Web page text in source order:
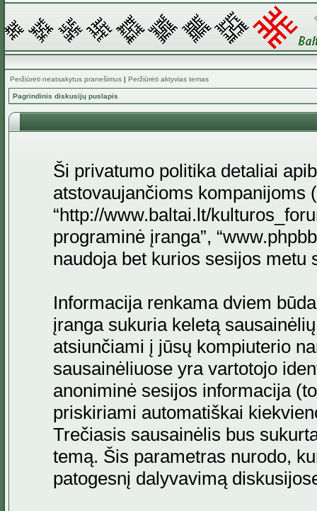
Peržiūrėti neatsakytus pranešimus | Peržiūrėti aktyvias temas
Pagrindinis diskusijų puslapis
Ši privatumo politika detaliai
atstovaujančioms kompanijoms
“http://www.baltai.lt/
programinė įranga”,
naudoja bet kurios sesijos metu
Informacija renkama dviem
įranga sukuria keletą
atsiunčiami į jūsų kompiuterio
sausainėliuose yra vartotojo
anoniminė sesijos informacija
priskiriami automatiškai
Trečiasis sausainėlis bus
temą. Šis parametras nurodo,
patogesnį dalyvavimą